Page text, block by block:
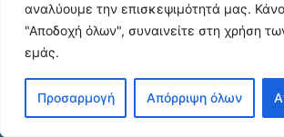
αναλύουμε την επισκεψιμότητά μας.
"Αποδοχή όλων", συναινείτε στη χρήση
εμάς.
Προσαρμογή Απόρριψη όλων
Επαγγ. Στέγη
Λοιπά ακίνητα